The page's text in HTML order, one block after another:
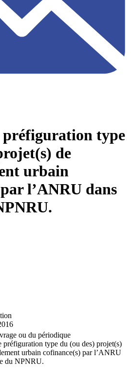
préfiguration type
de
urbain
l’ANRU dans
ou du périodique
préfiguration type du (ou des) projet(s)
urbain cofinance(s) par l’ANRU
du NPNRU.